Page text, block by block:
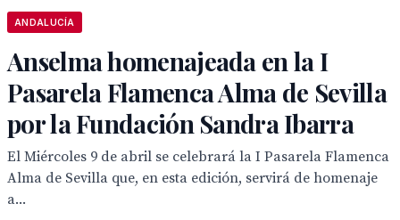
ANDALUCÍA
Anselma homenajeada en la I
Pasarela Flamenca Alma de Sevilla
por la Fundación Sandra Ibarra
El Miércoles 9 de abril se celebrará la I Pasarela Flamenca
Alma de Sevilla que, en esta edición, servirá de homenaje
a...